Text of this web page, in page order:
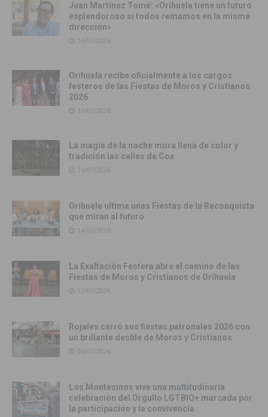
Juan Martínez Tomé: «Orihuela tiene un futuro
esplendoroso si todos remamos en la misma
dirección»
16/07/2026
Orihuela recibe oficialmente a los cargos
festeros de las Fiestas de Moros y Cristianos
2026
16/07/2026
La magia de la noche mora llena de color y
tradición las calles de Cox
16/07/2026
Orihuela ultima unas Fiestas de la Reconquista
que miran al futuro
14/07/2026
La Exaltación Festera abre el camino de las
Fiestas de Moros y Cristianos de Orihuela
12/07/2026
Rojales cerró sus fiestas patronales 2026 con
un brillante desfile de Moros y Cristianos
06/07/2026
Los Montesinos vive una multitudinaria
celebración del Orgullo LGTBIQ+ marcada por
la participación y la convivencia